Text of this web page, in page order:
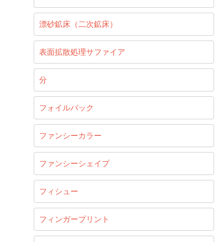
漂砂鉱床（二次鉱床）
表面拡散処理サファイア
分
フォイルバック
ファンシーカラー
ファンシーシェイプ
フィシュー
フィンガープリント